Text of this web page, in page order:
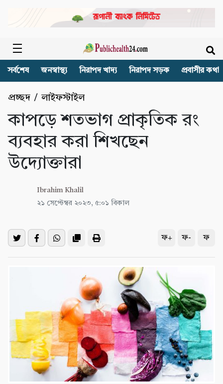
সর্বশেষ জনস্বাস্থ্য নিরাপদ খাদ্য নিরাপদ সড়ক প্রবাসীর কথা
প্রচ্ছদ /লাইফস্টাইল
কাপড়ে শতভাগ প্রাকৃতিক রং
ব্যবহার করা শিখছেন
উদ্যোক্তারা
Ibrahim Khalil
২১ সেপ্টেম্বর ২০২৩, ৫:০১ বিকাল
ফ+ ফ- ফ